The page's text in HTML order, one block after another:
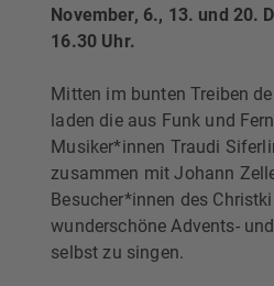
November, 6., 13. und 20.
16.30 Uhr.
Mitten im bunten Treiben
laden die aus Funk und
Musiker*innen Traudi
zusammen mit Johann
Besucher*innen des
wunderschöne Advents-
selbst zu singen.